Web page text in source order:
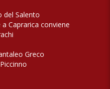
del Salento
Caprarica conviene
Greco